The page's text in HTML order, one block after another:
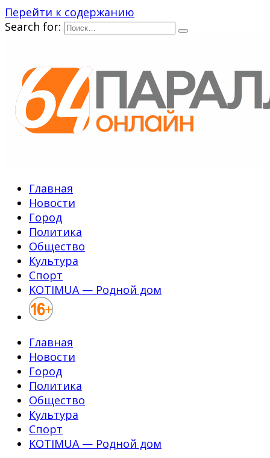
Перейти к содержанию
Search for:
Главная
Новости
Город
Политика
Общество
Культура
Спорт
KOTIMUA — Родной дом
Главная
Новости
Город
Политика
Общество
Культура
Спорт
KOTIMUA — Родной дом